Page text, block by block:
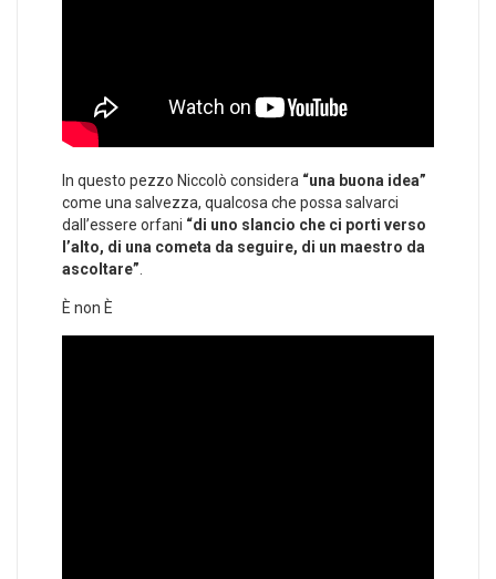
In questo pezzo Niccolò considera “una buona idea”
come una salvezza, qualcosa che possa salvarci
dall’essere orfani “di uno slancio che ci porti verso
l’alto, di una cometa da seguire, di un maestro da
ascoltare”.
È non È